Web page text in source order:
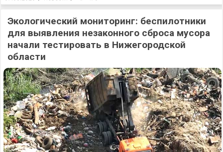
Экологический мониторинг: беспилотники
для выявления незаконного сброса мусора
начали тестировать в Нижегородской
области